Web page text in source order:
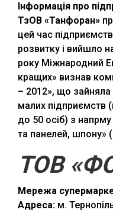
Інформація про
ТзОВ «Танфоран»
цей час
розвитку і вийшло
року Міжнародний
кращих» визнав
– 2012», що зайняла
малих підприємств
до 50 осіб) з
та панелей, шпону»
ТОВ
Мережа
Адреса: м.